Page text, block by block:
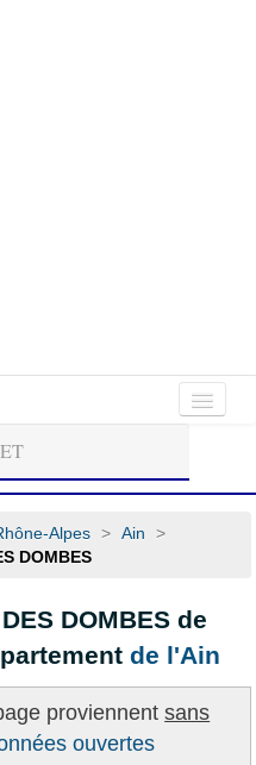
Alpes > Ain
>
DOMBES
DOMBES de
de l'Ain
proviennentsans
ouvertes